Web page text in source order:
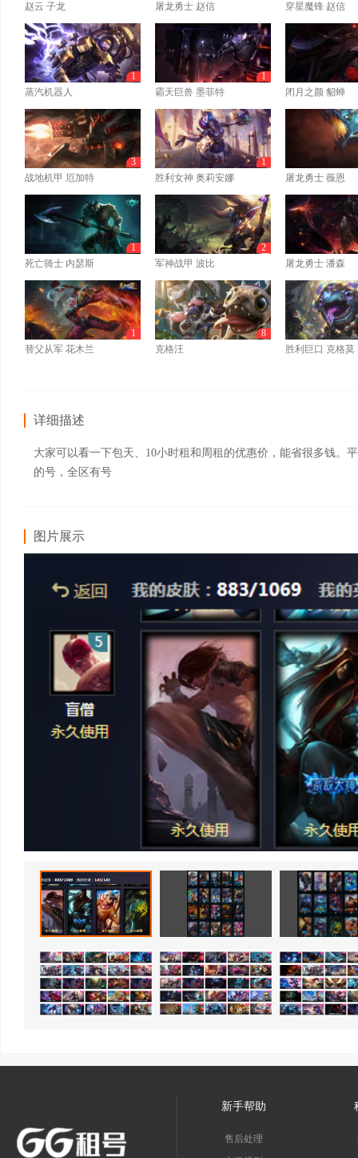
赵云 子龙
屠龙勇士 赵信
穿星魔锋 赵信
蒸汽机器人
1
霸天巨兽 墨菲特
1
闭月之颜 貂蝉
战地机甲 厄加特
3
胜利女神 奥莉安娜
1
屠龙勇士 薇恩
死亡骑士 内瑟斯
1
军神战甲 波比
2
屠龙勇士 潘森
替父从军 花木兰
1
克格汪
8
胜利巨口 克格莫
详细描述
大家可以看一下包天、10小时租和周租的优惠价，能省很多钱。
的号，全区有号
图片展示
新手帮助
售后处理